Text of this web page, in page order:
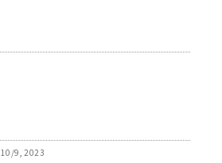
10/9, 2023